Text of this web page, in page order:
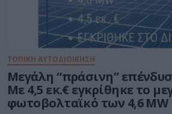
ΤΟΠΙΚΗ ΑΥΤΟΔΙΟΙΚΗΣΗ
Μεγάλη “πράσινη”
Με 4,5 εκ.€ εγκρίθηκε το
φωτοβολταϊκό των 4,6 MW